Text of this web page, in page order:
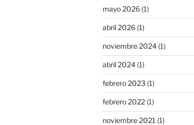
mayo 2026(1)
abril 2026(1)
noviembre 2024(1)
abril 2024(1)
febrero 2023 (1)
febrero 2022(1)
noviembre 2021 (1)